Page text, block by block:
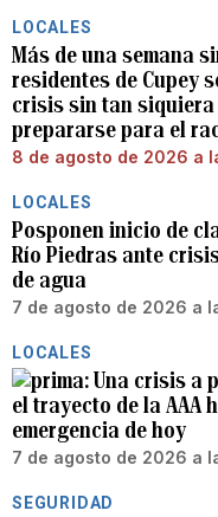
LOCALES
Más de una semana
residentes de Cupey
crisis sin tan siquiera
prepararse para el
8 de agosto de 2026 a
LOCALES
Posponen inicio de
Río Piedras ante
de agua
7 de agosto de 2026 a
LOCALES
Una crisis a
el trayecto de la AAA
emergencia de hoy
7 de agosto de 2026 a
SEGURIDAD